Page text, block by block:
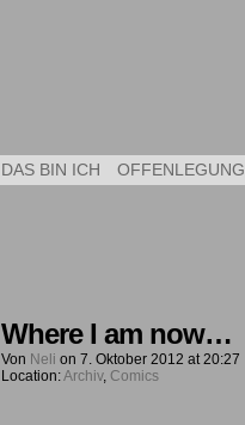
DAS BIN ICH OFFENLEGUNG
Where I am now…
Von Neli on 7. Oktober 2012 at20:27
Location:Archiv, Comics